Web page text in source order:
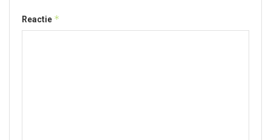
Reactie *